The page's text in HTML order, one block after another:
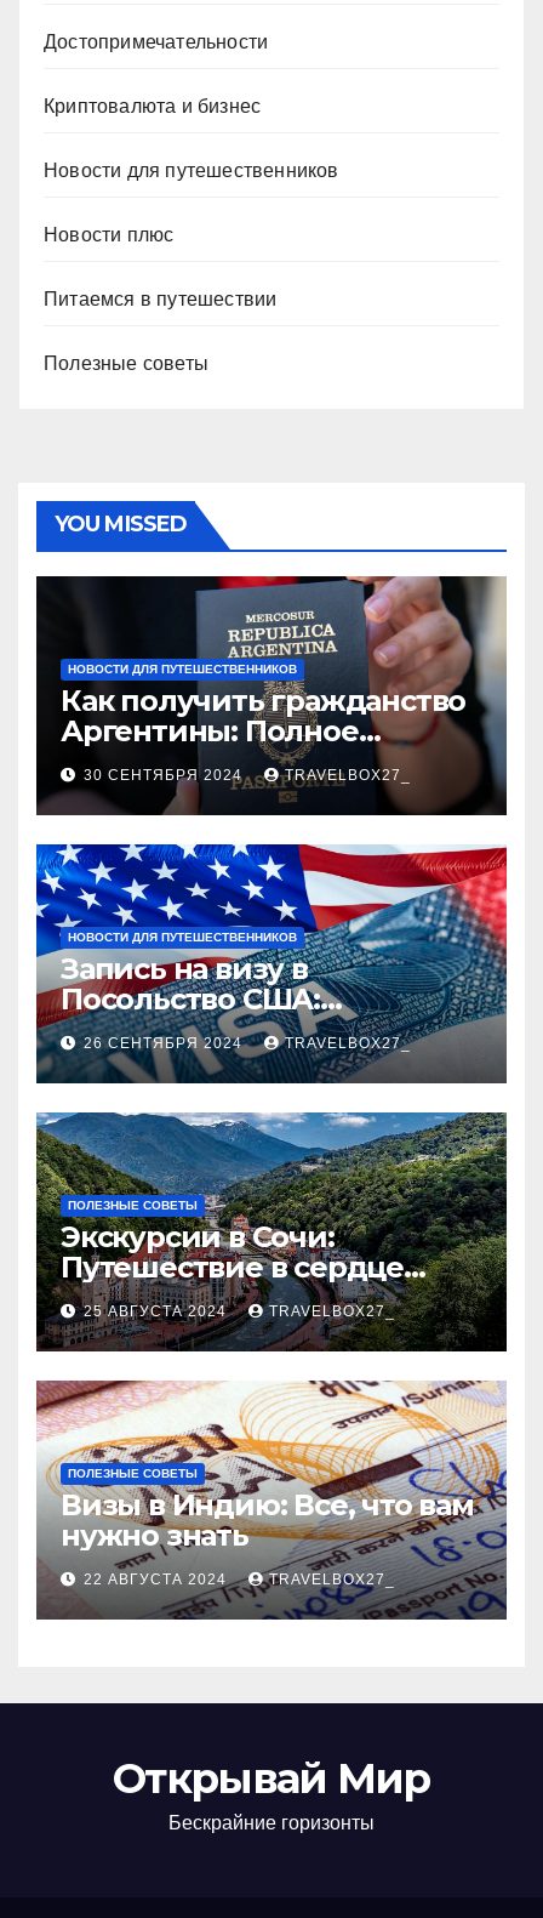
Достопримечательности
Криптовалюта и бизнес
Новости для путешественников
Новости плюс
Питаемся в путешествии
Полезные советы
YOU MISSED
НОВОСТИ ДЛЯ ПУТЕШЕСТВЕННИКОВ
Как получить гражданство
Аргентины: Полное
руководство
30 СЕНТЯБРЯ 2024 TRAVELBOX27_
НОВОСТИ ДЛЯ ПУТЕШЕСТВЕННИКОВ
Запись на визу в
Посольство США:
Пошаговое руководство
26 СЕНТЯБРЯ 2024 TRAVELBOX27_
ПОЛЕЗНЫЕ СОВЕТЫ
Экскурсии в Сочи:
Путешествие в сердце
Черноморского курорта
25 АВГУСТА 2024 TRAVELBOX27_
ПОЛЕЗНЫЕ СОВЕТЫ
Визы в Индию: Все, что вам
нужно знать
22 АВГУСТА 2024 TRAVELBOX27_
Открывай Мир
Бескрайние горизонты